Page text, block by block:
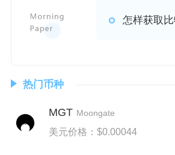
怎样获取
热门币种
MGT Moongate
美元价格：$0.00044